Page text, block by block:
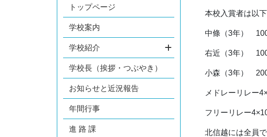
トップページ
学校案内
学校紹介
学校長（挨拶・つぶやき）
お知らせと近況報告
年間行事
進 路 課
本校入賞者は以下
中條（3年）
右近（3年）
小森（3年）
メドレーリレー
フリーリレー
北信越には全員で